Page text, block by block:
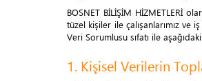
BOSNET BİLİŞİM HİZMETLERİ
tüzel kişiler ile çalışanlarımız ve
Veri Sorumlusu sıfatı ile
1. Kişisel Verilerin